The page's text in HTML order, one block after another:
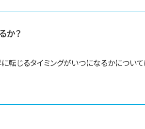
か？
じるタイミングがいつになるかについ